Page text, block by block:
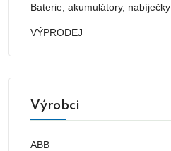
Baterie, akumulátory, nabíječky
VÝPRODEJ
Výrobci
ABB